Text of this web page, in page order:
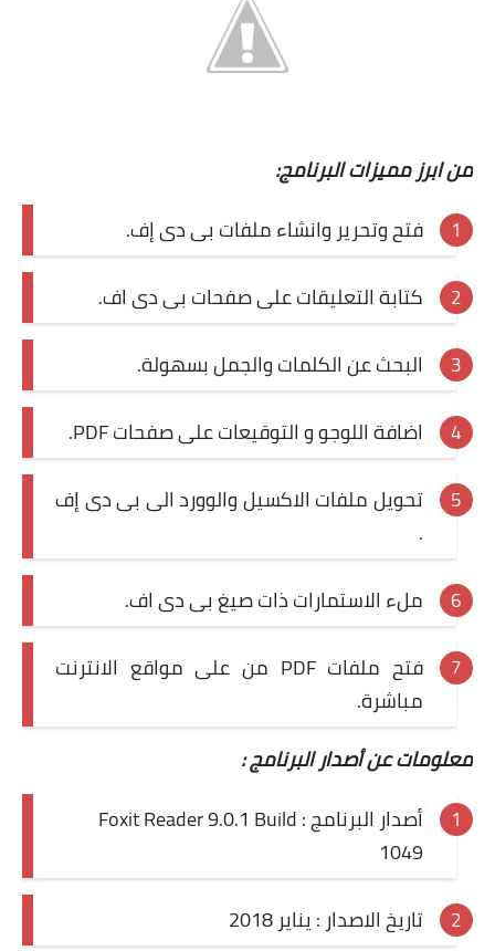
من ابرز مميزات البرنامج:
فتح وتحرير وانشاء ملفات بى دى إف.
كتابة التعليقات على صفحات بى دى اف.
البحث عن الكلمات والجمل بسهولة.
اضافة اللوجو و التوقيعات على صفحات PDF.
تحويل ملفات الاكسيل والوورد الى بى دى إف
.
ملء الاستمارات ذات صيغ بى دى اف.
فتح ملفات PDF من على مواقع الانترنت
مباشرة.
معلومات عن أصدار البرنامج :
أصدار البرنامج : Foxit Reader 9.0.1 Build
1049
تاريخ الاصدار : يناير 2018